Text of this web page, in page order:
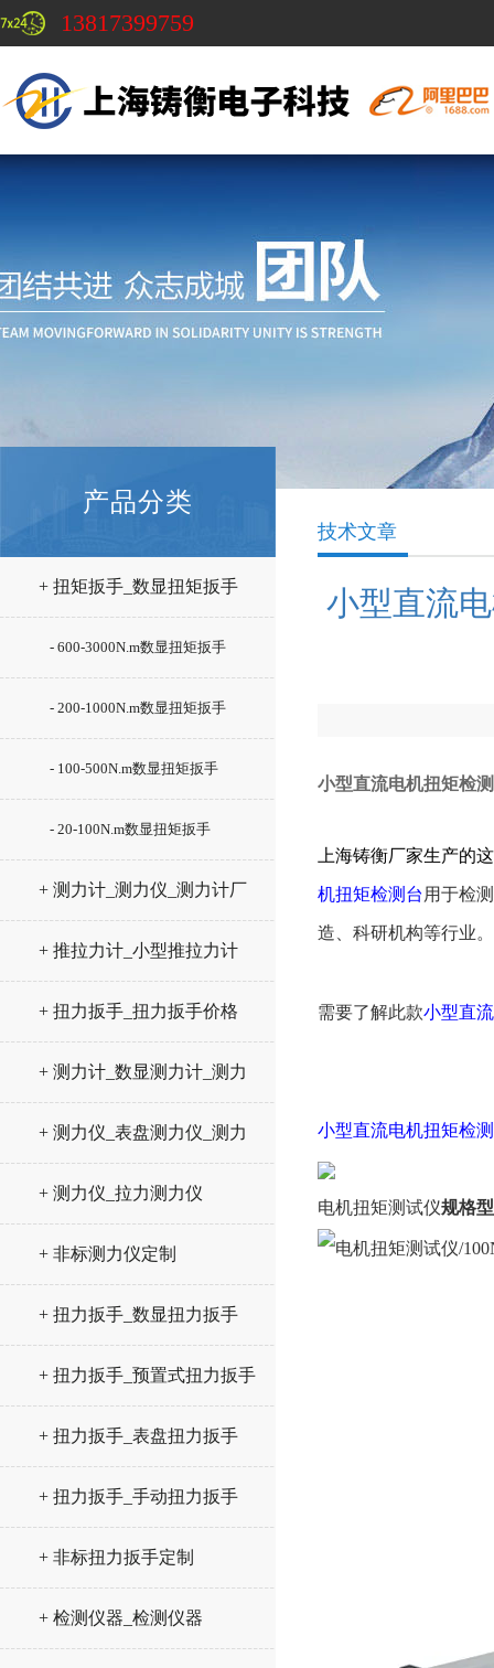
13817399759
产品分类
+ 扭矩扳手_数显扭矩扳手
- 600-3000N.m数显扭矩扳手
- 200-1000N.m数显扭矩扳手
- 100-500N.m数显扭矩扳手
- 20-100N.m数显扭矩扳手
+ 测力计_测力仪_测力计厂
家
+ 推拉力计_小型推拉力计
+ 扭力扳手_扭力扳手价格
+ 测力计_数显测力计_测力
仪
+ 测力仪_表盘测力仪_测力
计
+ 测力仪_拉力测力仪
+ 非标测力仪定制
+ 扭力扳手_数显扭力扳手
+ 扭力扳手_预置式扭力扳手
+ 扭力扳手_表盘扭力扳手
+ 扭力扳手_手动扭力扳手
+ 非标扭力扳手定制
+ 检测仪器_检测仪器
技术文章
小型直流
小型直流电机扭矩检
上海铸衡厂家生产的
机扭矩检测台 用于检
造、科研机构等行业。
需要了解此款小型直
小型直流电机扭矩检
电机扭矩测试仪规格